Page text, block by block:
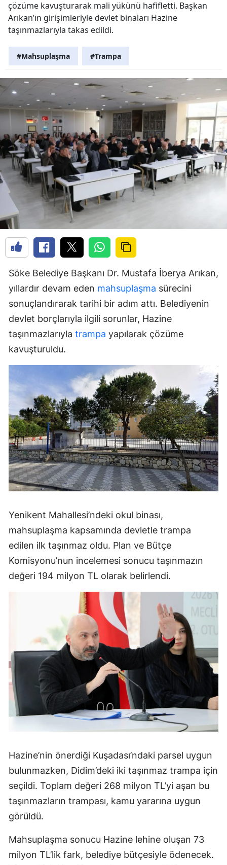
çözüme kavuşturarak mali yükünü hafifletti. Başkan
Arıkan’ın girişimleriyle devlet binaları Hazine
taşınmazlarıyla takas edildi.
#Mahsuplaşma #Trampa
Söke Belediye Başkanı Dr. Mustafa İberya Arıkan,
yıllardır devam eden mahsuplaşma sürecini
sonuçlandırarak tarihi bir adım attı. Belediyenin
devlet borçlarıyla ilgili sorunlar, Hazine
taşınmazlarıyla trampa yapılarak çözüme
kavuşturuldu.
Yenikent Mahallesi’ndeki okul binası,
mahsuplaşma kapsamında devletle trampa
edilen ilk taşınmaz oldu. Plan ve Bütçe
Komisyonu’nun incelemesi sonucu taşınmazın
değeri 194 milyon TL olarak belirlendi.
Hazine’nin önerdiği Kuşadası’ndaki parsel uygun
bulunmazken, Didim’deki iki taşınmaz trampa için
seçildi. Toplam değeri 268 milyon TL’yi aşan bu
taşınmazların trampası, kamu yararına uygun
görüldü.
Mahsuplaşma sonucu Hazine lehine oluşan 73
milyon TL’lik fark, belediye bütçesiyle ödenecek.